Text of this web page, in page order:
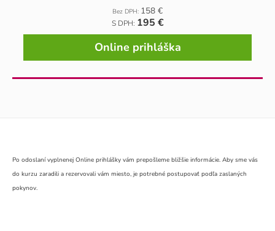
Bez DPH: 158 €
S DPH: 195 €
Online prihláška
Po odoslaní vyplnenej Online prihlášky vám prepošleme bližšie informácie. Aby sme vás
do kurzu zaradili a rezervovali vám miesto, je potrebné postupovať podľa zaslaných
pokynov.